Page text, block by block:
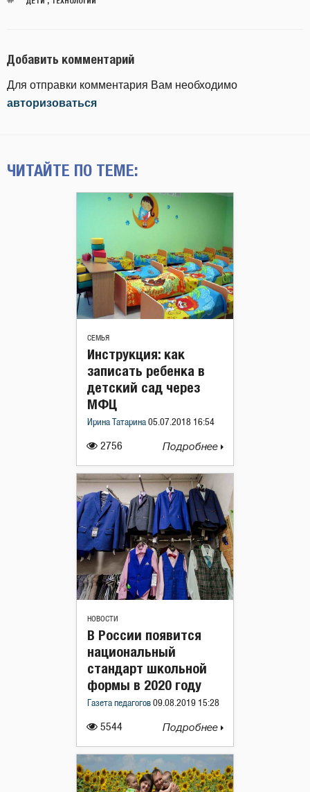
Добавить комментарий
Для отправки комментария Вам необходимо
авторизоваться
ЧИТАЙТЕ ПО ТЕМЕ:
СЕМЬЯ
2756
Инструкция: как
записать ребенка в
детский сад через
МФЦ
Ирина Татарина 05.07.2018 16:54
Подробнее
НОВОСТИ
5544
В России появится
национальный
стандарт школьной
формы в 2020 году
Газета педагогов 09.08.2019 15:28
Подробнее